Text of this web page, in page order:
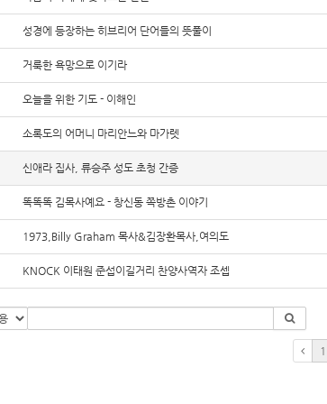
성경에 등장하는 히브리어 단어들의 뜻풀이
거룩한 욕망으로 이기라
오늘을 위한 기도 - 이해인
소록도의 어머니 마리안느와 마가렛
신애라 집사, 류승주 성도 초청 간증
똑똑똑 김목사예요 - 창신동 쪽방촌 이야기
1973,Billy Graham 목사&김장환목사,여의도
KNOCK 이태원 준섭이길거리 찬양사역자 조셉
1